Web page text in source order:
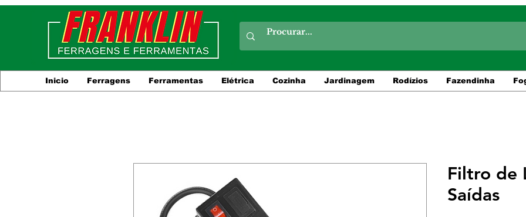
Inicio Ferragens Ferramentas Elétrica Cozinha Jardinagem Rodízios Fazendinha
Filtro de
Saídas